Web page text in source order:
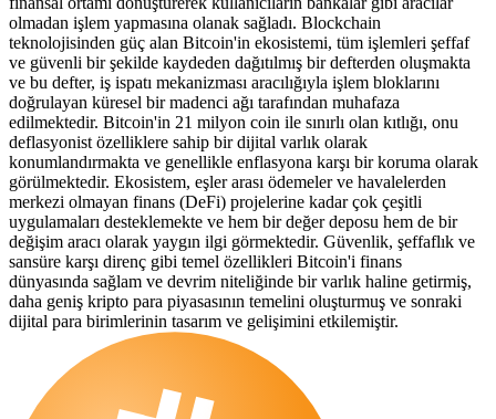
olmadan işlem yapmasına olanak sağladı. Blockchain
teknolojisinden güç alan Bitcoin'in ekosistemi, tüm işlemleri şeffaf
ve güvenli bir şekilde kaydeden dağıtılmış bir defterden oluşmakta
ve bu defter, iş ispatı mekanizması aracılığıyla işlem bloklarını
doğrulayan küresel bir madenci ağı tarafından muhafaza
edilmektedir. Bitcoin'in 21 milyon coin ile sınırlı olan kıtlığı, onu
deflasyonist özelliklere sahip bir dijital varlık olarak
konumlandırmakta ve genellikle enflasyona karşı bir koruma olarak
görülmektedir. Ekosistem, eşler arası ödemeler ve havalelerden
merkezi olmayan finans (DeFi) projelerine kadar çok çeşitli
uygulamaları desteklemekte ve hem bir değer deposu hem de bir
değişim aracı olarak yaygın ilgi görmektedir. Güvenlik, şeffaflık ve
sansüre karşı direnç gibi temel özellikleri Bitcoin'i finans
dünyasında sağlam ve devrim niteliğinde bir varlık haline getirmiş,
daha geniş kripto para piyasasının temelini oluşturmuş ve sonraki
dijital para birimlerinin tasarım ve gelişimini etkilemiştir.